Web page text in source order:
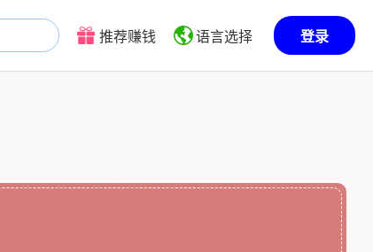
推荐赚钱 语言选择 登录